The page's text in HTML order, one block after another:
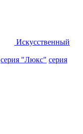
Искусственный
серия "Люкс" серия